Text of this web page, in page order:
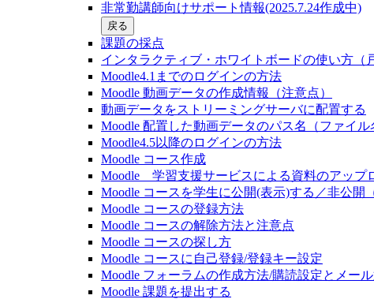
非常勤講師向けサポート情報(2025.7.24作成中)
戻る
課題の採点
インタラクティブ・ホワイトボードの使い方（
Moodle4.1までのログインの方法
Moodle 動画データの作成情報（注意点）
動画データをストリーミングサーバに配置する
Moodle 配置した動画データのパス名（ファイ
Moodle4.5以降のログインの方法
Moodle コース作成
Moodle 学習支援サービスによる資料のアップ
Moodle コースを学生に公開(表示)する／非公開
Moodle コースの登録⽅法
Moodle コースの解除方法と注意点
Moodle コースの探し⽅
Moodle コースに自己登録/登録キー設定
Moodle フォーラムの作成方法/購読設定とメー
Moodle 課題を提出する